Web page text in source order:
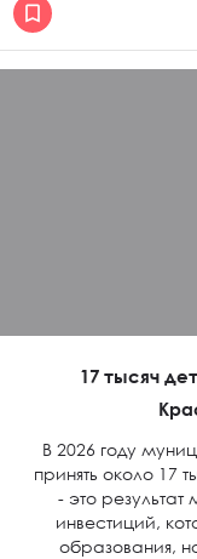
17 тысяч
В 2026 году
принять около 17
- это
инвестиций,
образования,